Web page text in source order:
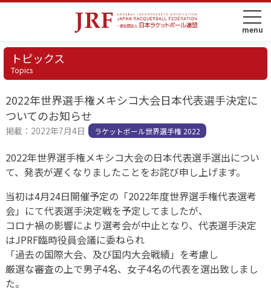
トピックス
Topics
2022年世界選手権メキシコ大会日本代表選手決定に
ついてのお知らせ
掲載：2022年7月4日 ラケットボール世界選手権 2022
2022年世界選手権メキシコ大会の日本代表選手選出につい
て、発表が遅くなりましたことをお詫び申し上げます。
当初は4月24日開催予定の「2022年度世界選手権代表選考
会」にて代表選手決定戦を予定してましたが、
コロナ禍の影響により選考会が中止となり、代表選手決定
はJPRF臨時役員会議に委ねられ
「過去の国際大会、及び国内大会戦績」を考慮し
厳選な審査の上で男子4名、女子4名の代表を選出致しまし
た。